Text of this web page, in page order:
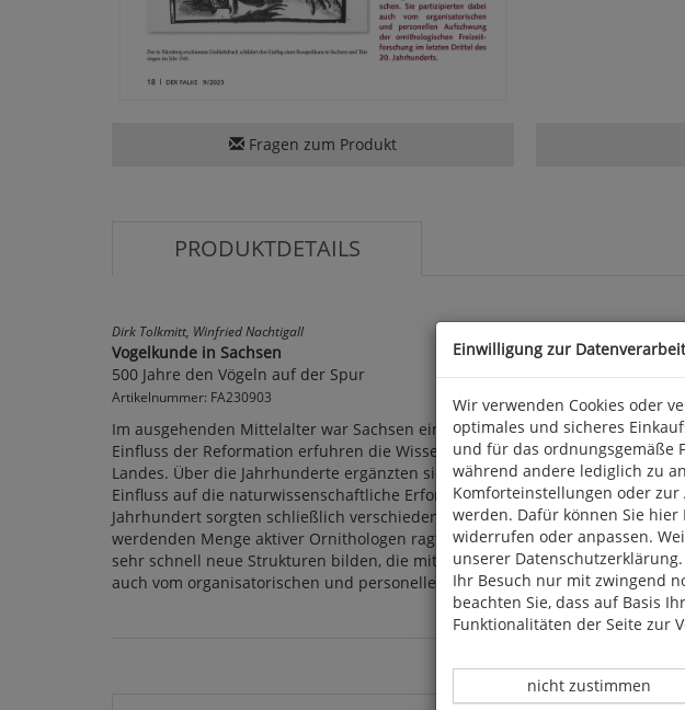
Fragen zum Produkt
PRODUKTDETAILS
Dirk Tolkmitt, Winfried Nachtigall
Vogelkunde in Sachsen
500 Jahre den Vögeln auf der Spur
Artikelnummer: FA230903
Im ausgehenden Mittelalter war Sachsen ein prosperierendes
Einfluss der Reformation erfuhren die Wissenschaften einen erheblichen
Landes. Über die Jahrhunderte ergänzten sich der Hof mit seinen
Einfluss auf die naturwissenschaftliche Erforschung, ab dem 19.
Jahrhundert sorgten schließlich verschiedene Vereinigungen, allen voran
werdenden Menge aktiver Ornithologen ragten dabei einige wenige
sehr schnell neue Strukturen bilden, die mit einem zuvor nicht gekannten
auch vom organisatorischen und personellen Aufschwung der
Einwilligung zur
Wir verwenden Cookies oder
optimales und sicheres
und für das ordnungsgemäße
während andere lediglich zu
Komforteinstellungen oder
werden. Dafür können Sie
widerrufen oder anpassen.
unserer
Ihr Besuch nur mit zwingend
beachten Sie, dass auf Basis
Funktionalitäten der Seite zur
Datenverarbeitung -
nicht zustimmen